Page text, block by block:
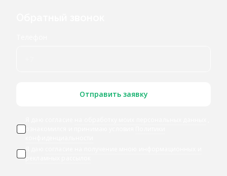
Отправить заявку
ознакомился и принимаю условия
Я даю
рекламных рассылок